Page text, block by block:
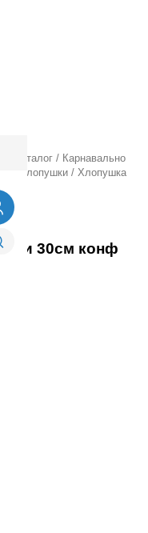
каталог / Карнавально
Хлопушки / Хлопушка
30см конф